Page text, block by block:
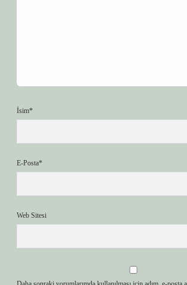
İsim*
E-Posta*
Web Sitesi